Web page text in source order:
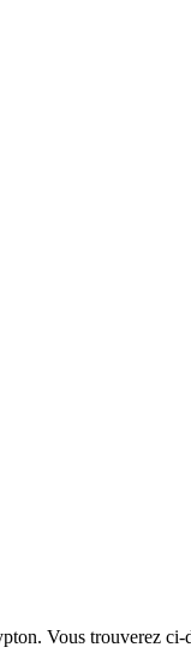
Vous trouverez ci-